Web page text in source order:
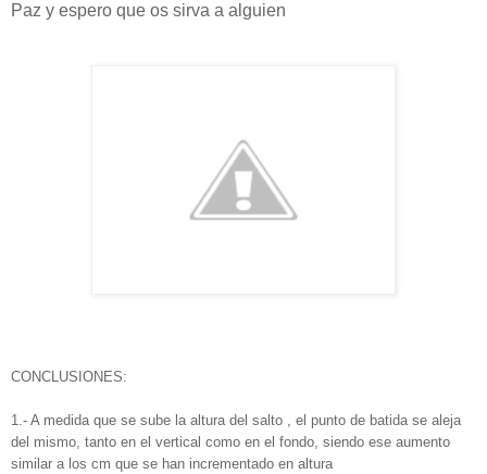
Paz y espero que os sirva a alguien
CONCLUSIONES:
1.‐ A medida que se sube la altura del salto , el punto de batida se aleja
del mismo, tanto en el vertical como en el fondo, siendo ese aumento
similar a los cm que se han incrementado en altura